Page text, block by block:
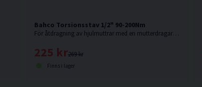
Bahco Torsionsstav 1/2" 90-200Nm
För åtdragning av hjulmuttrar med en mutterdragare utan att överskrida rekommenderat vridmoment. Välj styrka i rullmenyn.
269 kr
225 kr
Finns i lager